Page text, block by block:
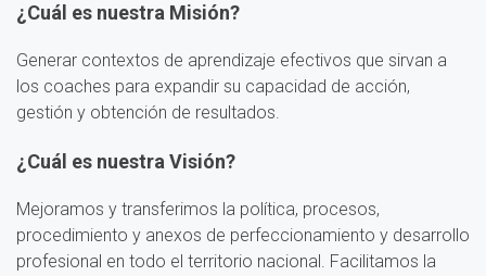
¿Cuál es nuestra Misión?
Generar contextos de aprendizaje efectivos que sirvan a
los coaches para expandir su capacidad de acción,
gestión y obtención de resultados.
¿Cuál es nuestra Visión?
Mejoramos y transferimos la política, procesos,
procedimiento y anexos de perfeccionamiento y desarrollo
profesional en todo el territorio nacional. Facilitamos la